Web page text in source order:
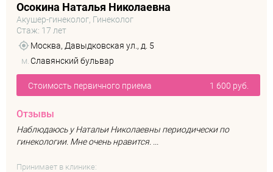
Осокина Наталья Николаевна
Акушер-гинеколог, Гинеколог
Стаж: 17 лет
Москва, Давыдковская ул., д. 5
м. Славянский бульвар
Стоимость первичного приема 1 600 руб.
Отзывы
Наблюдаюсь у Натальи Николаевны периодически по
гинекологии. Мне очень нравится. ...
Принимает в клинике: